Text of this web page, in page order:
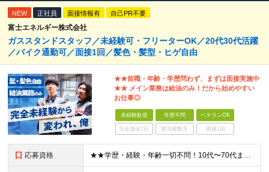
NEW 正社員 面接情報有 自己PR不要
富士エネルギー株式会社
ガススタンドスタッフ／未経験可・フリーターOK／20代30代活躍
／バイク通勤可／面接1回／髪色・髪型・ヒゲ自由
★★前職・年齢・学歴問わず、まずは面接実施中
★★ メイン業務は給油のみ！だから始めやすい
お仕事◎
未経験歓迎 学歴不問 ベテランOK
完全週休2日 賞与複数月 面接1回
応募資格 ★★学歴・経験・年齢一切不問！10代〜70代まで活躍中★★ ■未経験歓迎 ■第二新卒歓迎・ブランクOK 人物重視の採用です！元気な挨拶ができる方、安定した環境で長く働きたい方を歓迎します。